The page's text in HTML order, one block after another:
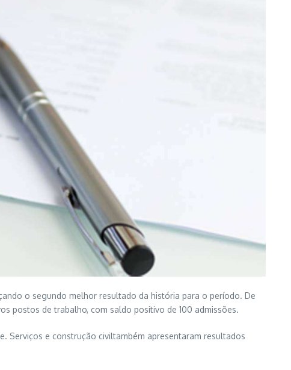
o segundo melhor resultado da história para o período. De
postos de trabalho, com saldo positivo de 100 admissões.
Serviços e construção civiltambém apresentaram resultados